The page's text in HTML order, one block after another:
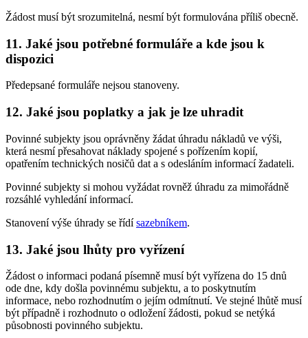
Žádost musí být srozumitelná, nesmí být formulována příliš obecně.
11. Jaké jsou potřebné formuláře a kde jsou k
dispozici
Předepsané formuláře nejsou stanoveny.
12. Jaké jsou poplatky a jak je lze uhradit
Povinné subjekty jsou oprávněny žádat úhradu nákladů ve výši,
která nesmí přesahovat náklady spojené s pořízením kopií,
opatřením technických nosičů dat a s odesláním informací žadateli.
Povinné subjekty si mohou vyžádat rovněž úhradu za mimořádně
rozsáhlé vyhledání informací.
Stanovení výše úhrady se řídísazebníkem.
13. Jaké jsou lhůty pro vyřízení
Žádost o informaci podaná písemně musí být vyřízena do 15 dnů
ode dne, kdy došla povinnému subjektu, a to poskytnutím
informace, nebo rozhodnutím o jejím odmítnutí. Ve stejné lhůtě musí
být případně i rozhodnuto o odložení žádosti, pokud se netýká
působnosti povinného subjektu.